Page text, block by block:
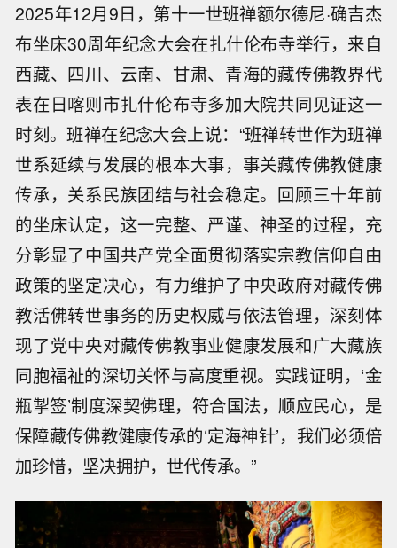
2025年12月9日，第十一世班禅额尔德尼·确吉杰
布坐床30周年纪念大会在扎什伦布寺举行，来自
西藏、四川、云南、甘肃、青海的藏传佛教界代
表在日喀则市扎什伦布寺多加大院共同见证这一
时刻。班禅在纪念大会上说：“班禅转世作为班禅
世系延续与发展的根本大事，事关藏传佛教健康
传承，关系民族团结与社会稳定。回顾三十年前
的坐床认定，这一完整、严谨、神圣的过程，充
分彰显了中国共产党全面贯彻落实宗教信仰自由
政策的坚定决心，有力维护了中央政府对藏传佛
教活佛转世事务的历史权威与依法管理，深刻体
现了党中央对藏传佛教事业健康发展和广大藏族
同胞福祉的深切关怀与高度重视。实践证明，‘金
瓶掣签’制度深契佛理，符合国法，顺应民心，是
保障藏传佛教健康传承的‘定海神针’，我们必须倍
加珍惜，坚决拥护，世代传承。”